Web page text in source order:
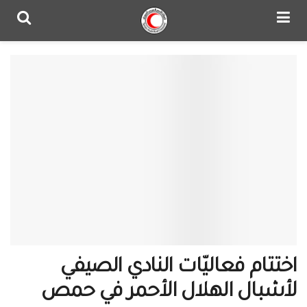
اختتام فعاليّات النادي الصيفي
لأشبال الهلال الأحمر في حمص